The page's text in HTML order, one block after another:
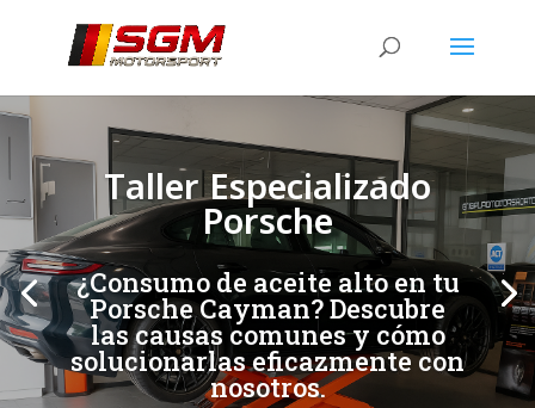
Taller Especializado
Porsche
¿Consumo de aceite alto en tu
Porsche Cayman? Descubre
las causas comunes y cómo
solucionarlas eficazmente con
nosotros.
[/et_pb_slide]